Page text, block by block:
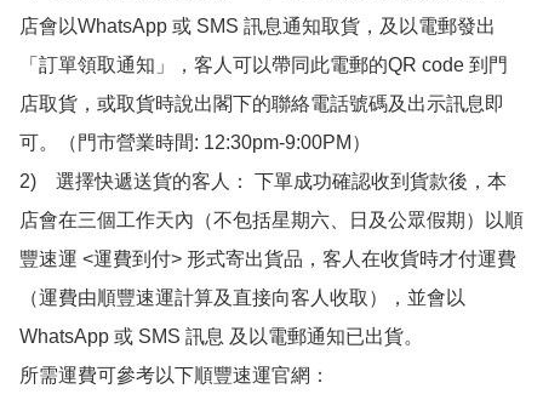
店會以WhatsApp 或 SMS 訊息通知取貨，及以電郵發出
「訂單領取通知」，客人可以帶同此電郵的QR code 到門
店取貨，或取貨時說出閣下的聯絡電話號碼及出示訊息即
可。（門市營業時間: 12:30pm-9:00PM）
2)　選擇快遞送貨的客人： 下單成功確認收到貨款後，本
店會在三個工作天內（不包括星期六、日及公眾假期）以順
豐速運 <運費到付> 形式寄出貨品，客人在收貨時才付運費
（運費由順豐速運計算及直接向客人收取），並會以
WhatsApp 或 SMS 訊息 及以電郵通知已出貨。
所需運費可參考以下順豐速運官網：